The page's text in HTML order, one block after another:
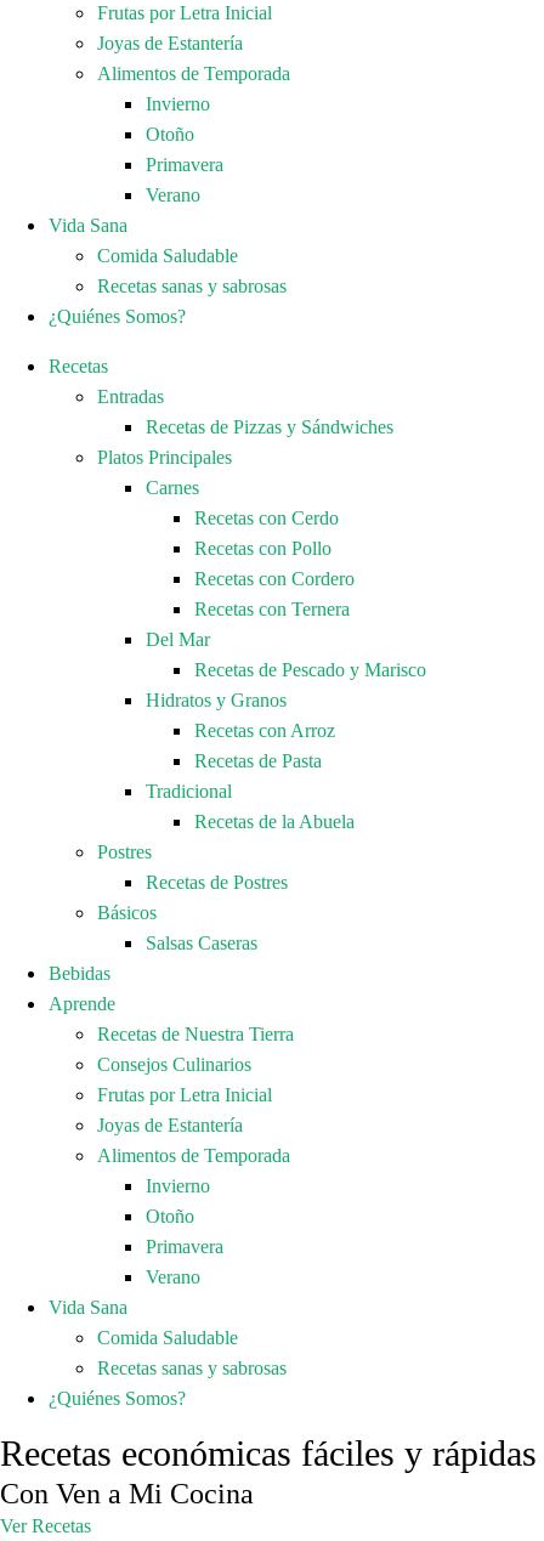
Frutas por Letra Inicial
Joyas de Estantería
Alimentos de Temporada
Invierno
Otoño
Primavera
Verano
Vida Sana
Comida Saludable
Recetas sanas y sabrosas
¿Quiénes Somos?
Recetas
Entradas
Recetas de Pizzas y Sándwiches
Platos Principales
Carnes
Recetas con Cerdo
Recetas con Pollo
Recetas con Cordero
Recetas con Ternera
Del Mar
Recetas de Pescado y Marisco
Hidratos y Granos
Recetas con Arroz
Recetas de Pasta
Tradicional
Recetas de la Abuela
Postres
Recetas de Postres
Básicos
Salsas Caseras
Bebidas
Aprende
Recetas de Nuestra Tierra
Consejos Culinarios
Frutas por Letra Inicial
Joyas de Estantería
Alimentos de Temporada
Invierno
Otoño
Primavera
Verano
Vida Sana
Comida Saludable
Recetas sanas y sabrosas
¿Quiénes Somos?
Recetas económicas fáciles y rápidas
Con Ven a Mi Cocina
Ver Recetas